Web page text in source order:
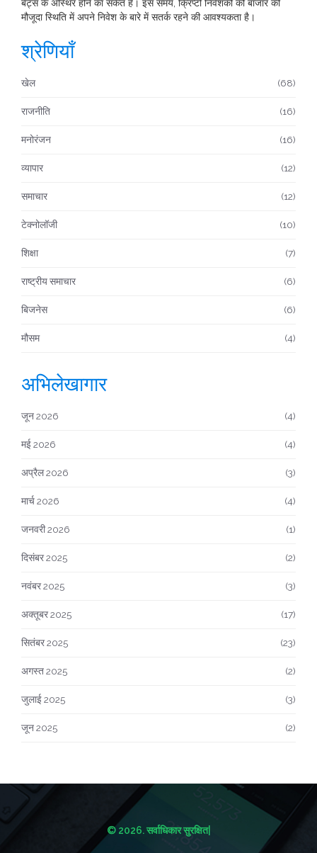
बेट्स के अस्थिर होने का संकेत है। इस समय, क्रिप्टो निवेशकों को बाजार की
मौजूदा स्थिति में अपने निवेश के बारे में सतर्क रहने की आवश्यकता है।
श्रेणियाँ
खेल (68)
राजनीति (16)
मनोरंजन (16)
व्यापार (12)
समाचार (12)
टेक्नोलॉजी (10)
शिक्षा (7)
राष्ट्रीय समाचार (6)
बिजनेस (6)
मौसम (4)
अभिलेखागार
जून 2026 (4)
मई 2026 (4)
अप्रैल 2026 (3)
मार्च 2026 (4)
जनवरी 2026 (1)
दिसंबर 2025 (2)
नवंबर 2025 (3)
अक्तूबर 2025 (17)
सितंबर 2025 (23)
अगस्त 2025 (2)
जुलाई 2025 (3)
जून 2025 (2)
© 2026. सर्वाधिकार सुरक्षित|